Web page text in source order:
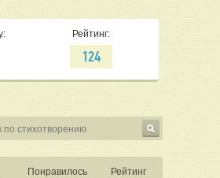
Рейтинг:
124
Понравилось Рейтинг